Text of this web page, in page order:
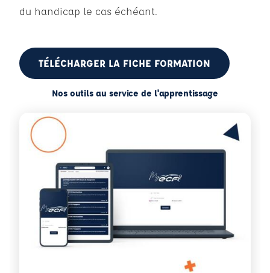
du handicap le cas échéant.
TÉLÉCHARGER LA FICHE FORMATION
Nos outils au service de l'apprentissage